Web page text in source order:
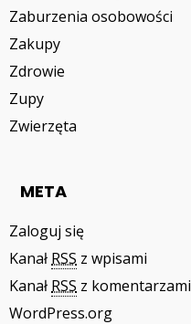
Zaburzenia osobowości
Zakupy
Zdrowie
Zupy
Zwierzęta
META
Zaloguj się
Kanał RSS z wpisami
Kanał RSS z komentarzami
WordPress.org